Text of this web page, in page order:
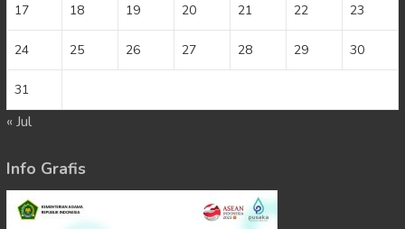
17 18 19 20 21 22 23
24 25 26 27 28 29 30
31
« Jul
Info Grafis